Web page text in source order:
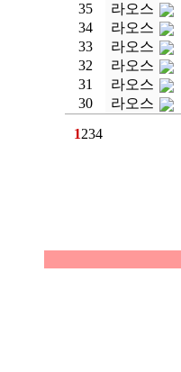
35
라오스
34
라오스
33
라오스
32
라오스
31
라오스
30
라오스
1234